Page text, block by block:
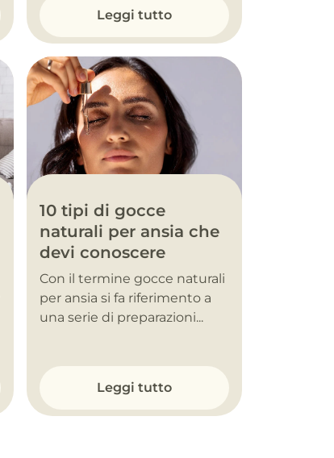
Leggi tutto
10 tipi di gocce
naturali per ansia che
devi conoscere
Con il termine gocce naturali
per ansia si fa riferimento a
una serie di preparazioni...
Leggi tutto